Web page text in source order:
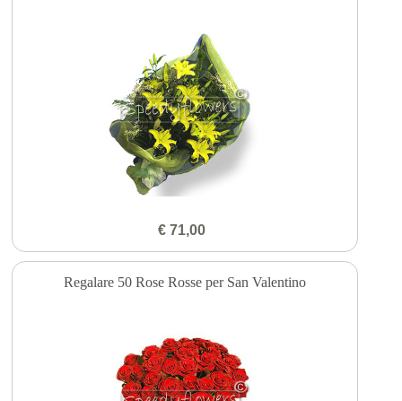
€ 71,00
Regalare 50 Rose Rosse per San Valentino